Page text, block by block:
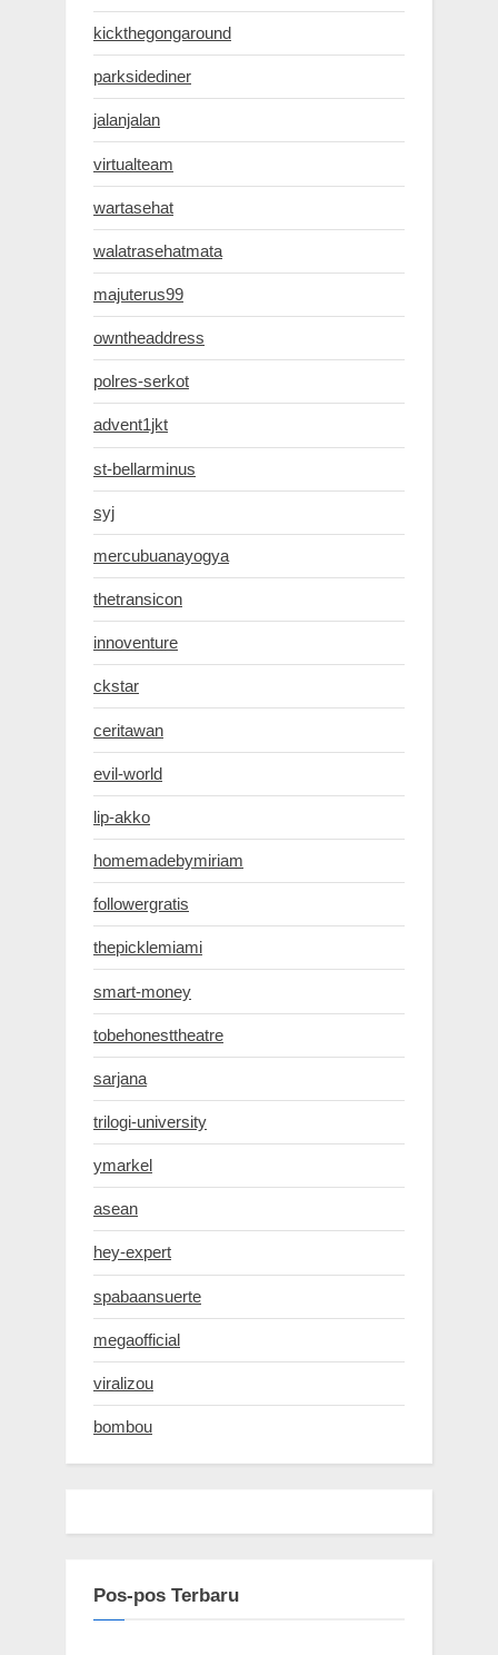
kickthegongaround
parksidediner
jalanjalan
virtualteam
wartasehat
walatrasehatmata
majuterus99
owntheaddress
polres-serkot
advent1jkt
st-bellarminus
syj
mercubuanayogya
thetransicon
innoventure
ckstar
ceritawan
evil-world
lip-akko
homemadebymiriam
followergratis
thepicklemiami
smart-money
tobehonesttheatre
sarjana
trilogi-university
ymarkel
asean
hey-expert
spabaansuerte
megaofficial
viralizou
bombou
Pos-pos Terbaru